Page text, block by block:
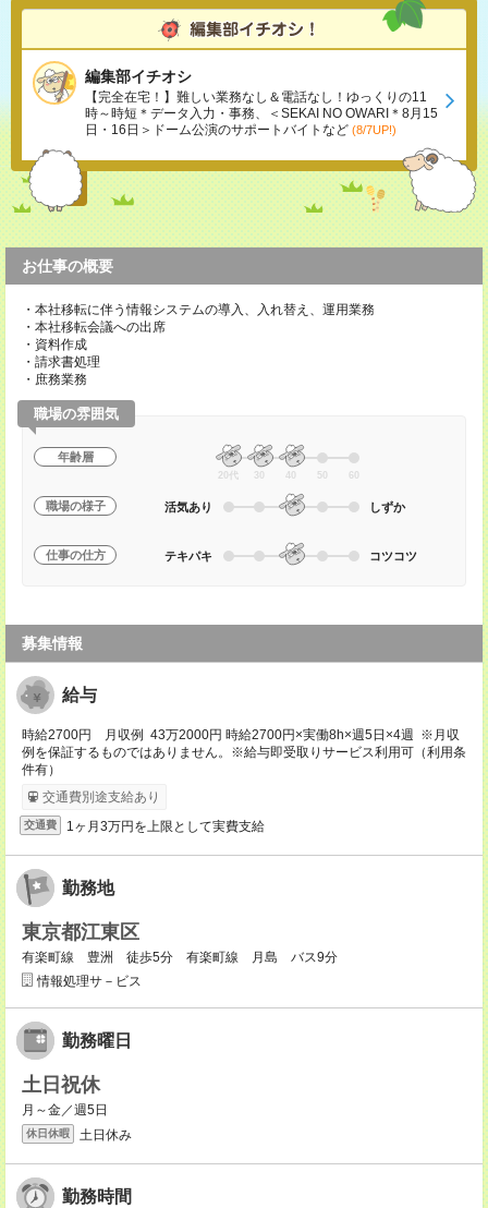
編集部イチオシ
【完全在宅！】難しい業務なし＆電話なし！ゆっくりの11
時～時短＊データ入力・事務、＜SEKAI NO OWARI＊8月15
日・16日＞ドーム公演のサポートバイトなど (8/7UP!)
お仕事の概要
・本社移転に伴う情報システムの導入、入れ替え、運用業務
・本社移転会議への出席
・資料作成
・請求書処理
・庶務業務
職場の雰囲気
年齢層
20代 30 40 50 60
職場の様子 活気あり しずか
仕事の仕方 テキパキ コツコツ
募集情報
給与
時給2700円 月収例 43万2000円 時給2700円×実働8h×週5日×4週 ※月収
例を保証するものではありません。※給与即受取りサービス利用可（利用条
件有）
交通費別途支給あり
交通費 1ヶ月3万円を上限として実費支給
勤務地
東京都江東区
有楽町線 豊洲 徒歩5分 有楽町線 月島 バス9分
情報処理サ－ビス
勤務曜日
土日祝休
月～金／週5日
休日休暇 土日休み
勤務時間